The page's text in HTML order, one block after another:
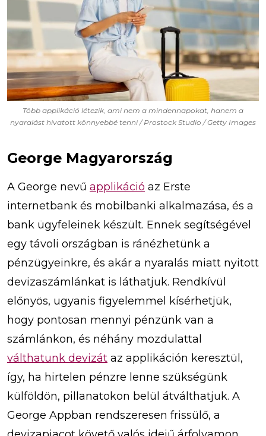
Több applikáció létezik, ami nem a mindennapokat, hanem a
nyaralást hivatott könnyebbé tenni / Prostock Studio / Getty Images
George Magyarország
A George nevű applikáció az Erste
internetbank és mobilbanki alkalmazása, és a
bank ügyfeleinek készült. Ennek segítségével
egy távoli országban is ránézhetünk a
pénzügyeinkre, és akár a nyaralás miatt nyitott
devizaszámlánkat is láthatjuk. Rendkívül
előnyös, ugyanis figyelemmel kísérhetjük,
hogy pontosan mennyi pénzünk van a
számlánkon, és néhány mozdulattal
válthatunk devizát az applikáción keresztül,
így, ha hirtelen pénzre lenne szükségünk
külföldön, pillanatokon belül átválthatjuk. A
George Appban rendszeresen frissülő, a